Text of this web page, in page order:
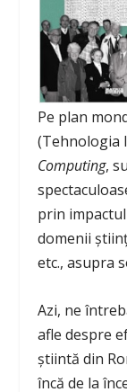
Pe plan
(Tehnologia
Computing,
prin
domenii
etc., asupra
Azi, ne
afle despre
știintă din
încă de la